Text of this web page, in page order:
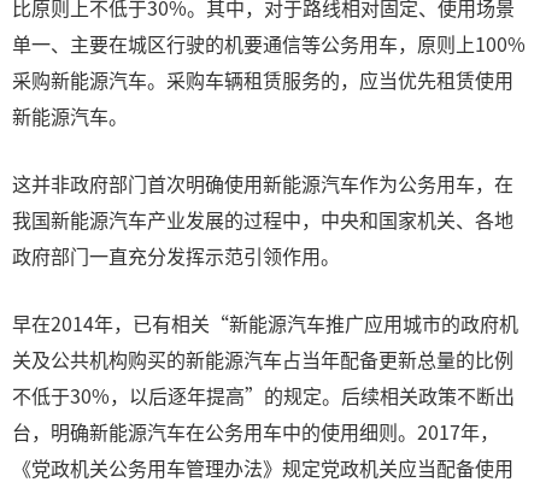
比原则上不低于30%。其中，对于路线相对固定、使用场景
单一、主要在城区行驶的机要通信等公务用车，原则上100%
采购新能源汽车。采购车辆租赁服务的，应当优先租赁使用
新能源汽车。
这并非政府部门首次明确使用新能源汽车作为公务用车，在
我国新能源汽车产业发展的过程中，中央和国家机关、各地
政府部门一直充分发挥示范引领作用。
早在2014年，已有相关“新能源汽车推广应用城市的政府机
关及公共机构购买的新能源汽车占当年配备更新总量的比例
不低于30%，以后逐年提高”的规定。后续相关政策不断出
台，明确新能源汽车在公务用车中的使用细则。2017年，
《党政机关公务用车管理办法》规定党政机关应当配备使用